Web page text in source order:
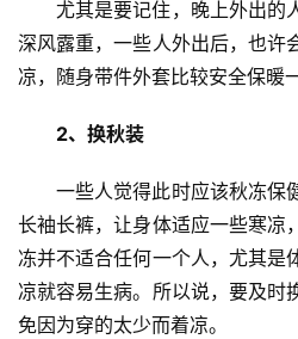
新
闻
资
讯
尤其是要记住，晚上外出的
深风露重，一些人外出后，也许
凉，随身带件外套比较安全保暖
2、换秋装
一些人觉得此时应该秋冻保
长袖长裤，让身体适应一些寒凉
冻并不适合任何一个人，尤其是
凉就容易生病。所以说，要及时
免因为穿的太少而着凉。